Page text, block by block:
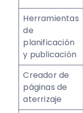
Herramientas
de
planificación
y publicación
Creador de
páginas de
aterrizaje